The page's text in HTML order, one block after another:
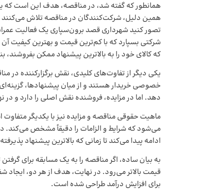
همانطور که گفته شد، در مناقصه، هدف این است که
همین دلیل، شرکت‌کنندگان در مناقصه تلاش می‌کنند
تصور کنید شهرداری قصد برون‌سپاری یک فعالیت
شرکتی بسپارد که با کم‌ترین قیمت و بهترین کیفیت
که کالای خود را به بالاترین پیشنهاد ممکن
یکی دیگر از تفاوت‌های کلیدی، نقش برگزارکننده در
خصوصی خریدار هستند و از میان پیشنهادها،
دهد. اما در مزایده، فروشنده نقش اصلی را دارد و در
ماهیت حقوقی مناقصه و مزایده نیز با یکدیگر
می‌شود که شرایط و الزامات را دقیقاً مشخص می‌کند.
ادامه پیدا می‌کند تا زمانی که بالاترین پیشنهاد
به بیان ساده، اگر مناقصه را به یک مسابقه برای
قیمت بالاتر می‌رود. در نهایت، هدف از هر دو،
برای افزایش درآمد طراحی شده است.